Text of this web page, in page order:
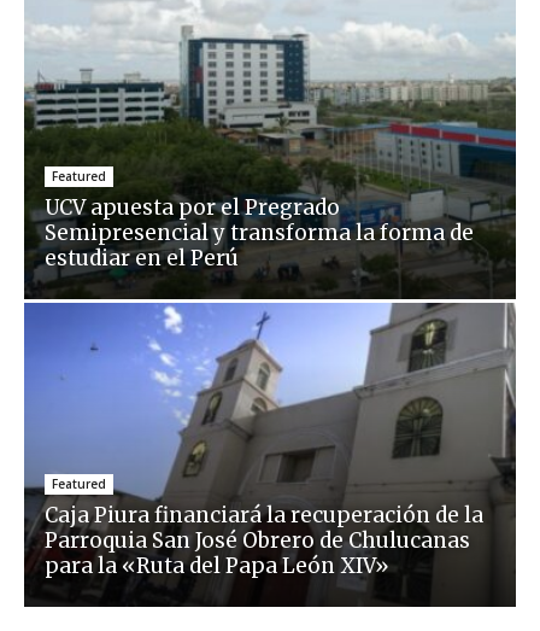
Featured
UCV apuesta por el Pregrado
Semipresencial y transforma la forma de
estudiar en el Perú
Featured
Caja Piura financiará la recuperación de la
Parroquia San José Obrero de Chulucanas
para la «Ruta del Papa León XIV»